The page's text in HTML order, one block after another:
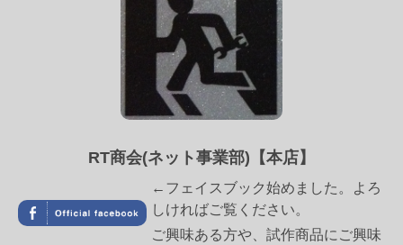
RT商会(ネット事業部)【本店】
←フェイスブック始めました。よろ
しければご覧ください。
ご興味ある方や、試作商品にご興味